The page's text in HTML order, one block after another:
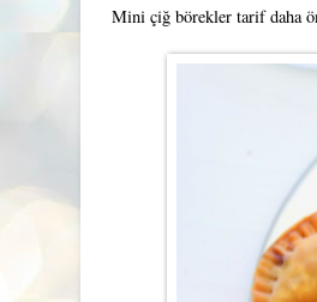
Mini çiğ börekler tarif daha